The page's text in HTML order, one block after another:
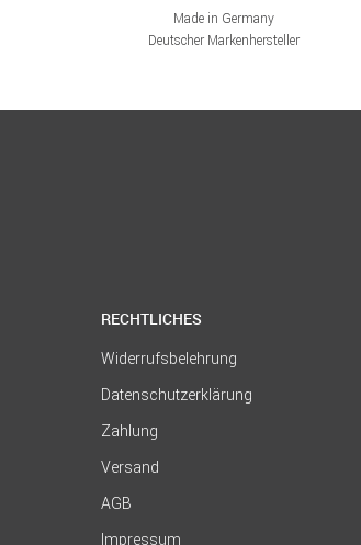
Made in Germany
Deutscher Markenhersteller
RECHTLICHES
Widerrufsbelehrung
Datenschutzerklärung
Zahlung
Versand
AGB
Impressum